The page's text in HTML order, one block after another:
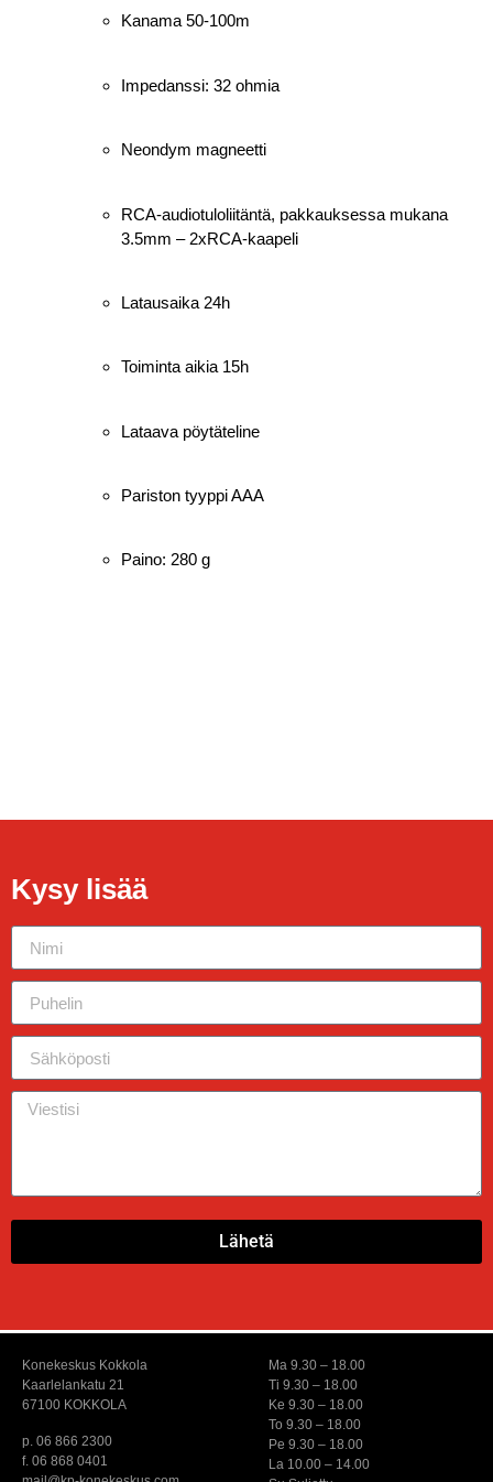
Kanama 50-100m
Impedanssi: 32 ohmia
Neondym magneetti
RCA-audiotuloliitäntä, pakkauksessa mukana
3.5mm – 2xRCA-kaapeli
Latausaika 24h
Toiminta aikia 15h
Lataava pöytäteline
Pariston tyyppi AAA
Paino: 280 g
Kysy lisää
Lähetä
Konekeskus Kokkola
Kaarlelankatu 21
67100 KOKKOLA
p. 06 866 2300
f. 06 868 0401
Ma 9.30 – 18.00
Ti 9.30 – 18.00
Ke 9.30 – 18.00
To 9.30 – 18.00
Pe 9.30 – 18.00
La 10.00 – 14.00